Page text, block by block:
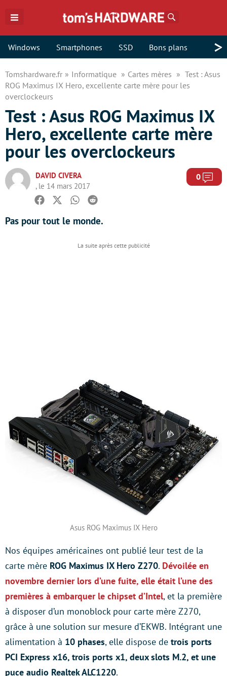
Windows Smartphones SSD Bons plans >
Tomshardware.fr Informatique Cartes mères
Test : Asus
ROG Maximus IX Hero, excellente carte mère pour les
overclockeurs
Test : Asus ROG Maximus IX
Hero, excellente carte mère
pour les overclockeurs
DAVID CIVERA
, le 14 mars 2017
0
Facebook
TwitterWhatsapp
Reddit
Pas pour tout le monde.
Asus ROG Maximus IX Hero
Nos équipes américaines ont publié leur test de la
carte mère ROG Maximus IX Hero Z270. Dévoilée en
novembre dernier lors d’une fuite, elle était l’une des
premières à embarquer le chipset d’Intel, et la première
à disposer d’un monoblock pour carte mère Z270,
grâce à une solution sur mesure d’EKWB. Intégrant une
alimentation à 10 phases, elle dispose de trois ports
PCI Express x16, trois ports x1, deux slots M.2, et une
puce audio Realtek ALC1220.